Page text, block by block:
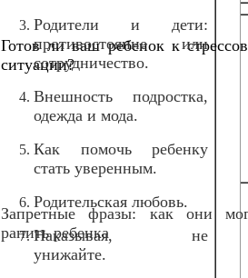
Готов ли ваш ребенок к
ситуации?
Запретные фразы: как они
ранить ребенка
Родители и дети:
противостояние или
сотрудничество.
Внешность подростка,
одежда и мода.
Как помочь ребенку
стать уверенным.
Родительская любовь.
Наказывая, не
унижайте.